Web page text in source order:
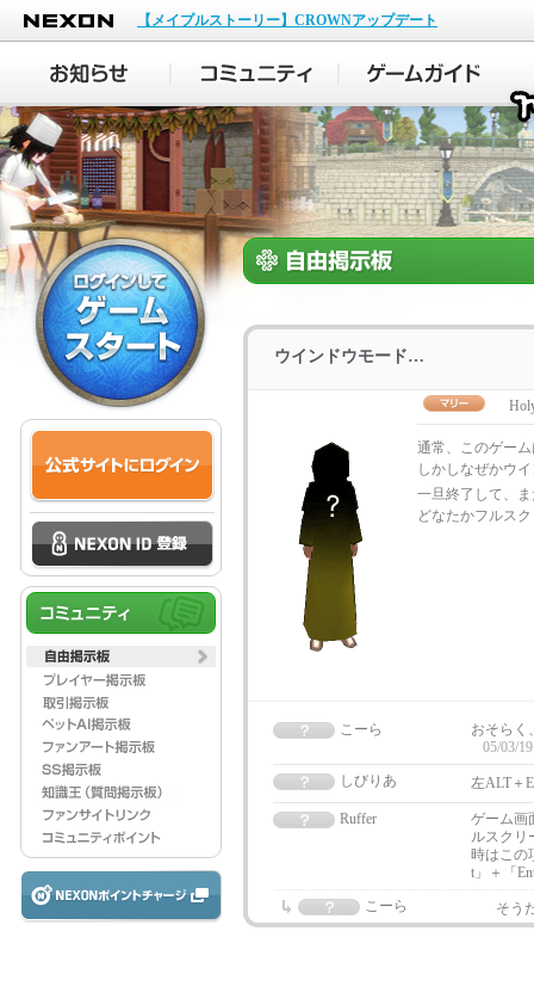
NEXON
【メイプルストーリー】CROWNアップデート
ウインドウモード…
通常、このゲー
しかしなぜかウ
一旦終了して、
どなたかフルス
こーら
おそらく
05/03/
しびりあ
左ALT＋
Ruffer
ゲーム画
ルスクリ
時はこの
t」＋「
こーら
そう